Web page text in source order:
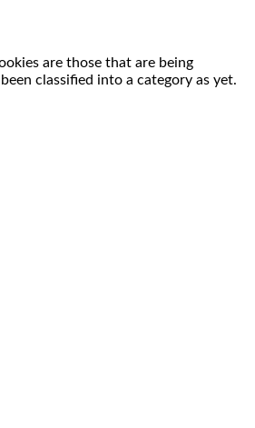
are those that are being
classified into a category as yet.